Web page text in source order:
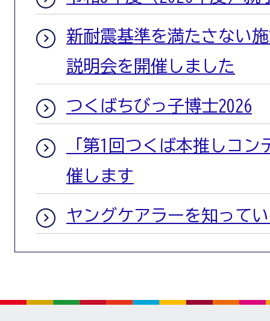
新耐震基準を満たさない
説明会を開催しました
つくばちびっ子博士2026
「第1回つくば本推しコ
催します
ヤングケアラーを知って